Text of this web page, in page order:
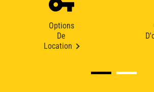
Options
De
Location